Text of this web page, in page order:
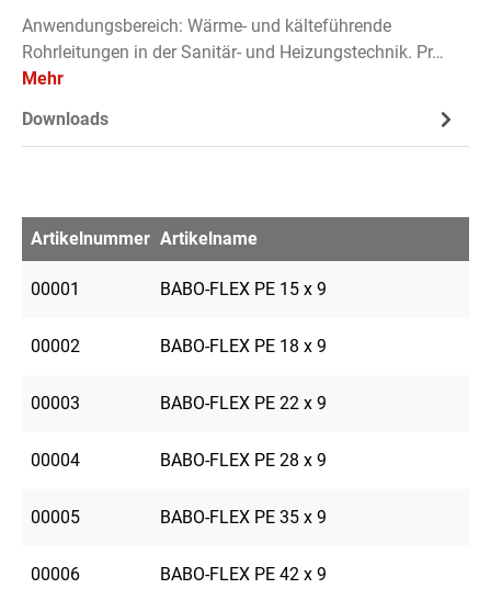
Anwendungsbereich: Wärme- und kälteführende
Rohrleitungen in der Sanitär- und Heizungstechnik. Pr…
Mehr
Downloads
Artikelnummer Artikelname
00001 BABO-FLEX PE 15 x 9
00002 BABO-FLEX PE 18 x 9
00003 BABO-FLEX PE 22 x 9
00004 BABO-FLEX PE 28 x 9
00005 BABO-FLEX PE 35 x 9
00006 BABO-FLEX PE 42 x 9